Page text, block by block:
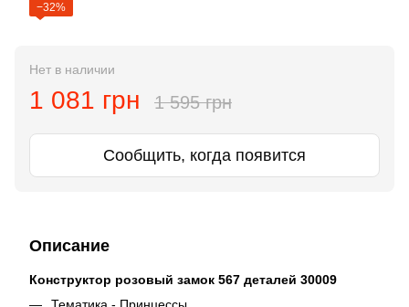
−32%
Нет в наличии
1 081 грн 1 595 грн
Сообщить, когда появится
Описание
Конструктор розовый замок 567 деталей 30009